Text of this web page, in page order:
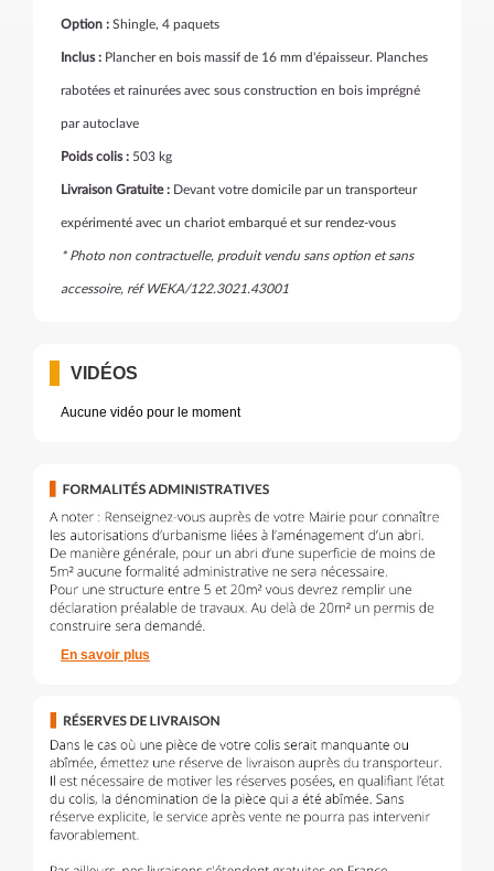
Option : Shingle, 4 paquets
Inclus : Plancher en bois massif de 16 mm d'épaisseur. Planches
rabotées et rainurées avec sous construction en bois imprégné
par autoclave
Poids colis : 503 kg
Livraison Gratuite : Devant votre domicile par un transporteur
expérimenté avec un chariot embarqué et sur rendez-vous
* Photo non contractuelle, produit vendu sans option et sans
accessoire, réf WEKA/122.3021.43001
VIDÉOS
Aucune vidéo pour le moment
En savoir plus